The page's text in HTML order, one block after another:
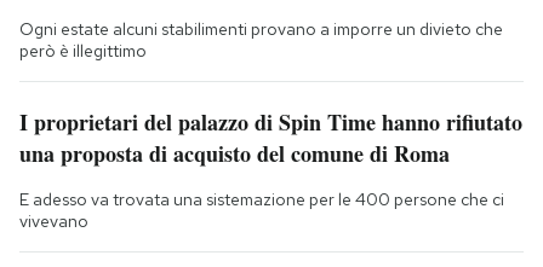
Ogni estate alcuni stabilimenti provano a imporre un divieto che
però è illegittimo
I proprietari del palazzo di Spin Time hanno rifiutato
una proposta di acquisto del comune di Roma
E adesso va trovata una sistemazione per le 400 persone che ci
vivevano